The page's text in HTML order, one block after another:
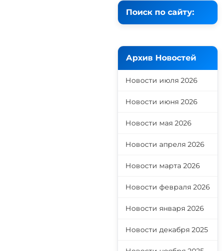
Поиск по сайту:
Архив Новостей
Новости июля 2026
Новости июня 2026
Новости мая 2026
Новости апреля 2026
Новости марта 2026
Новости февраля 2026
Новости января 2026
Новости декабря 2025